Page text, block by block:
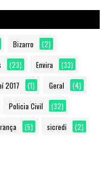
Bizarro (2)
(23) Envira (33)
2017 (1) Geral (4)
Policia Civil (32)
(5) sicredi (2)